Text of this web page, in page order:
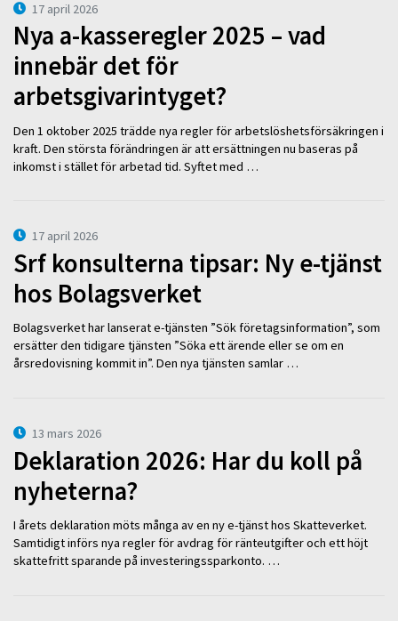
17 april 2026
Nya a-kasseregler 2025 – vad
innebär det för
arbetsgivarintyget?
Den 1 oktober 2025 trädde nya regler för arbetslöshetsförsäkringen i
kraft. Den största förändringen är att ersättningen nu baseras på
inkomst i stället för arbetad tid. Syftet med …
17 april 2026
Srf konsulterna tipsar: Ny e-tjänst
hos Bolagsverket
Bolagsverket har lanserat e-tjänsten ”Sök företagsinformation”, som
ersätter den tidigare tjänsten ”Söka ett ärende eller se om en
årsredovisning kommit in”. Den nya tjänsten samlar …
13 mars 2026
Deklaration 2026: Har du koll på
nyheterna?
I årets deklaration möts många av en ny e-tjänst hos Skatteverket.
Samtidigt införs nya regler för avdrag för ränteutgifter och ett höjt
skattefritt sparande på investeringssparkonto. …